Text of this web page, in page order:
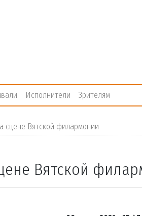
Исполнители Зрителям
сцене Вятской филармонии
Вятской